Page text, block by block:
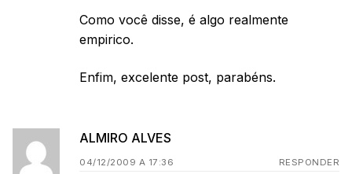
Como você disse, é algo realmente
empirico.
Enfim, excelente post, parabéns.
ALMIRO ALVES
04/12/2009 A 17:36 RESPONDER